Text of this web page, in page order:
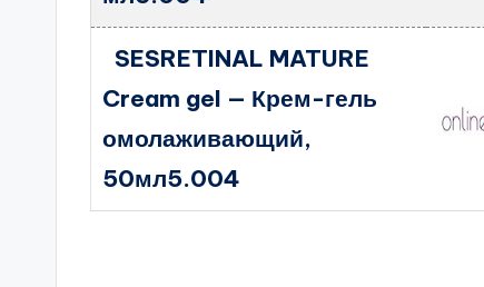
SESRETINAL MATURE
Cream gel — Крем-гель
омолаживающий,
50мл5.004